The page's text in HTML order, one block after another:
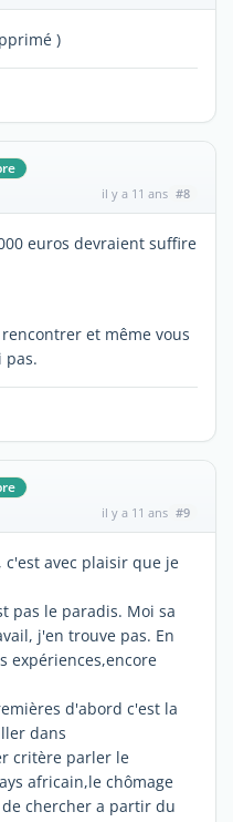
)
il y a 11 ans #8
euros devraient suffire
et même vous
pas.
il y a 11 ans #9
c'est avec plaisir que je
pas le paradis. Moi sa
j'en trouve pas. En
expériences,encore
d'abord c'est la
dans
critère parler le
africain,le chômage
de chercher a partir du